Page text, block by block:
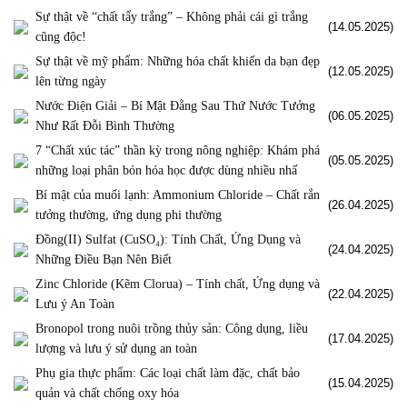
Sự thật về “chất tẩy trắng” – Không phải cái gì trắng
cũng độc!
(14.05.2025)
Sự thật về mỹ phẩm: Những hóa chất khiến da bạn đẹp
lên từng ngày
(12.05.2025)
Nước Điện Giải – Bí Mật Đằng Sau Thứ Nước Tưởng
Như Rất Đỗi Bình Thường
(06.05.2025)
7 “Chất xúc tác” thần kỳ trong nông nghiệp: Khám phá
những loại phân bón hóa học được dùng nhiều nhấ
(05.05.2025)
Bí mật của muối lạnh: Ammonium Chloride – Chất rắn
tưởng thường, ứng dụng phi thường
(26.04.2025)
Đồng(II) Sulfat (CuSO₄): Tính Chất, Ứng Dụng và
Những Điều Bạn Nên Biết
(24.04.2025)
Zinc Chloride (Kẽm Clorua) – Tính chất, Ứng dụng và
Lưu ý An Toàn
(22.04.2025)
Bronopol trong nuôi trồng thủy sản: Công dụng, liều
lượng và lưu ý sử dụng an toàn
(17.04.2025)
Phụ gia thực phẩm: Các loại chất làm đặc, chất bảo
quản và chất chống oxy hóa
(15.04.2025)